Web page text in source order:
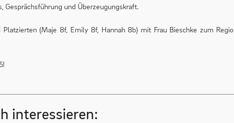
Gesprächsführung und Überzeugungskraft.
(Maje 8f, Emily 8f, Hannah 8b) mit Frau Bieschke zum
interessieren: